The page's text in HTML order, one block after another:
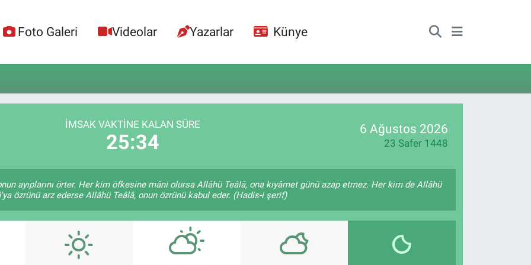
Foto Galeri Videolar Yazarlar Künye
İMSAK VAKTINE KALAN SÜRE
25:34
6 Ağustos 2026
23 Safer 1448
ayıplarını örter. Her kim öfkesine mâni olursa Allâhü Teâlâ, ona kıyâmet günü azap etmez. Her kim de Allâhü
özrünü arz ederse Allâhü Teâlâ, onun özrünü kabul eder. (Hadis-i şerif)